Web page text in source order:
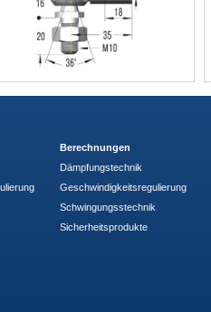
Berechnungen
Dämpfungstechnik
Geschwindigkeitsregulierung
Schwingungsstechnik
Sicherheitsprodukte